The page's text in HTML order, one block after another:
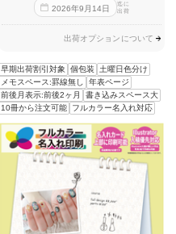
2026年9 月14日
迄に
出荷
出荷オプションについて
早期出荷割引対象 個包装
土曜日色分け
メモスペース:罫線無し
年表ページ
前後月表示:前後2ヶ月
書き込みスペース大
10冊から注文可能
フルカラー名入れ対応